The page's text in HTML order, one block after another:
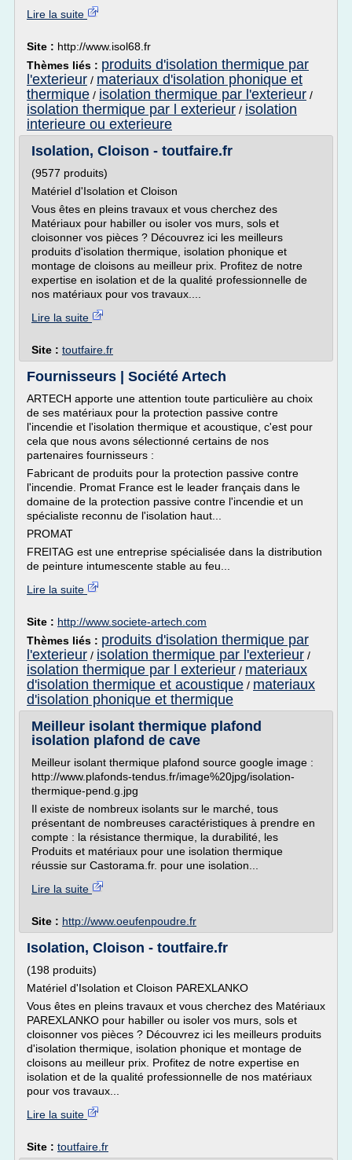
Lire la suite
Site : http://www.isol68.fr
Thèmes liés : produits d'isolation thermique par
l'exterieur / materiaux d'isolation phonique et
thermique / isolation thermique par l'exterieur /
isolation thermique par l exterieur / isolation
interieure ou exterieure
Isolation, Cloison - toutfaire.fr
(9577 produits)
Matériel d'Isolation et Cloison
Vous êtes en pleins travaux et vous cherchez des
Matériaux pour habiller ou isoler vos murs, sols et
cloisonner vos pièces ? Découvrez ici les meilleurs
produits d'isolation thermique, isolation phonique et
montage de cloisons au meilleur prix. Profitez de notre
expertise en isolation et de la qualité professionnelle de
nos matériaux pour vos travaux....
Lire la suite
Site : toutfaire.fr
Fournisseurs | Société Artech
ARTECH apporte une attention toute particulière au choix
de ses matériaux pour la protection passive contre
l'incendie et l'isolation thermique et acoustique, c'est pour
cela que nous avons sélectionné certains de nos
partenaires fournisseurs :
Fabricant de produits pour la protection passive contre
l'incendie. Promat France est le leader français dans le
domaine de la protection passive contre l'incendie et un
spécialiste reconnu de l'isolation haut...
PROMAT
FREITAG est une entreprise spécialisée dans la distribution
de peinture intumescente stable au feu...
Lire la suite
Site : http://www.societe-artech.com
Thèmes liés : produits d'isolation thermique par
l'exterieur / isolation thermique par l'exterieur /
isolation thermique par l exterieur / materiaux
d'isolation thermique et acoustique / materiaux
d'isolation phonique et thermique
Meilleur isolant thermique plafond
isolation plafond de cave
Meilleur isolant thermique plafond source google image :
http://www.plafonds-tendus.fr/image%20jpg/isolation-
thermique-pend.g.jpg
Il existe de nombreux isolants sur le marché, tous
présentant de nombreuses caractéristiques à prendre en
compte : la résistance thermique, la durabilité, les
Produits et matériaux pour une isolation thermique
réussie sur Castorama.fr. pour une isolation...
Lire la suite
Site : http://www.oeufenpoudre.fr
Isolation, Cloison - toutfaire.fr
(198 produits)
Matériel d'Isolation et Cloison PAREXLANKO
Vous êtes en pleins travaux et vous cherchez des Matériaux
PAREXLANKO pour habiller ou isoler vos murs, sols et
cloisonner vos pièces ? Découvrez ici les meilleurs produits
d'isolation thermique, isolation phonique et montage de
cloisons au meilleur prix. Profitez de notre expertise en
isolation et de la qualité professionnelle de nos matériaux
pour vos travaux...
Lire la suite
Site : toutfaire.fr